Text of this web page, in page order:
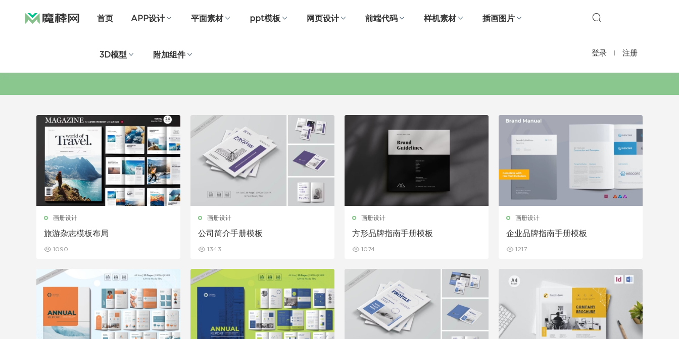
首页 APP设计 平面素材 ppt模板 网页设计 前端代码 样机素材 插画图片
3D模型 附加组件 登录 注册
画册设计
旅游杂志模板布局
1090
画册设计
公司简介手册模板
1343
画册设计
方形品牌指南手册模板
1074
画册设计
企业品牌指南手册模板
1217